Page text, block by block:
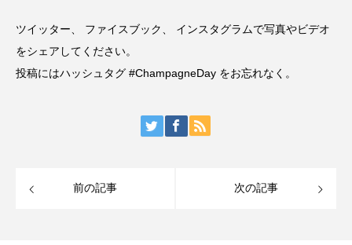
ツイッター ファイスブック インスタグラムで写真やビデオ
をシェアしてください。
投稿にはハッシュタグ #ChampagneDay をお忘れなく。
前の記事 次の記事